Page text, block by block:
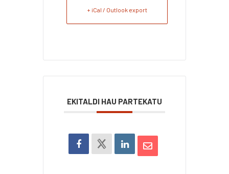
+ iCal / Outlook export
EKITALDI HAU PARTEKATU